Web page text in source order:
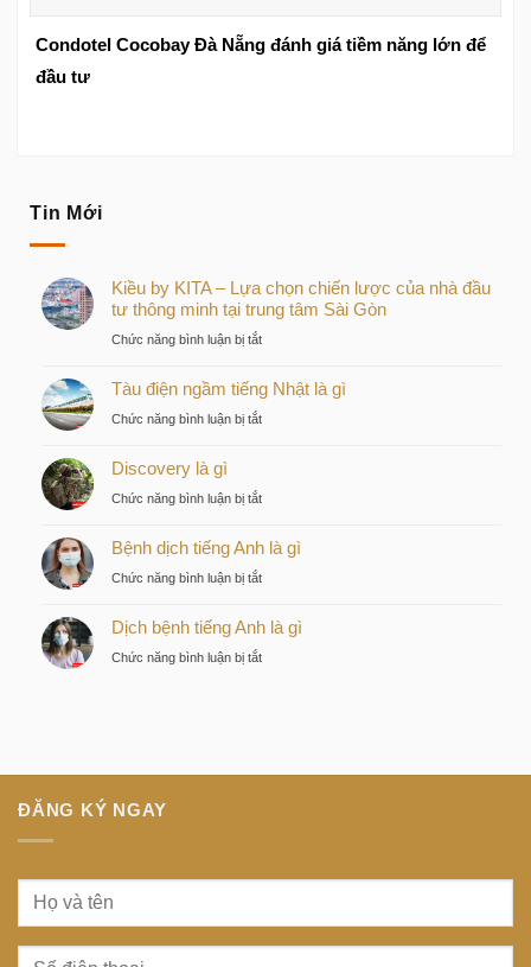
Condotel Cocobay Đà Nẵng đánh giá tiềm năng lớn để
đầu tư
Tin Mới
Kiều by KITA – Lựa chọn chiến lược của nhà đầu
tư thông minh tại trung tâm Sài Gòn
Chức năng bình luận bị tắtở
by
chiến
của
nhà
tư
Tàu điện ngầm tiếng Nhật là gì
Chức năng bình luận bị tắtở
gì
Discovery là gì
Chức năng bình luận bị tắtở
là
Bệnh dịch tiếng Anh là gì
Chức năng bình luận bị tắtở
dịch
Dịch bệnh tiếng Anh là gì
Chức năng bình luận bị tắtở
là
ĐĂNG KÝ NGAY